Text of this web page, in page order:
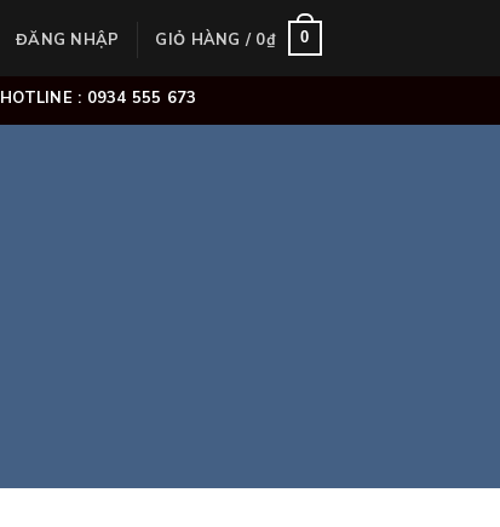
ĐĂNG NHẬP GIỎ HÀNG / 0₫ 0
HOTLINE : 0934 555 673